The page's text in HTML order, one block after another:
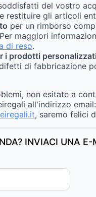
del vostro
restituire gli articoli
per un rimborso
maggiori
di reso.
i prodotti personalizzati
di fabbricazione
non esitate a
all'indirizzo email:
, saremo felici
INVIACI UNA E-